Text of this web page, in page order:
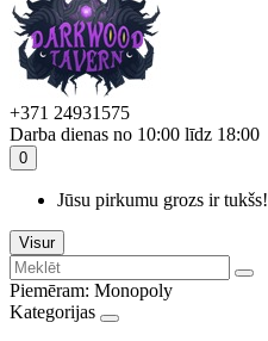
+371 24931575
Darba dienas no 10:00 līdz 18:00
0
Jūsu pirkumu grozs ir tukšs!
Visur
Piemēram: Monopoly
Kategorijas